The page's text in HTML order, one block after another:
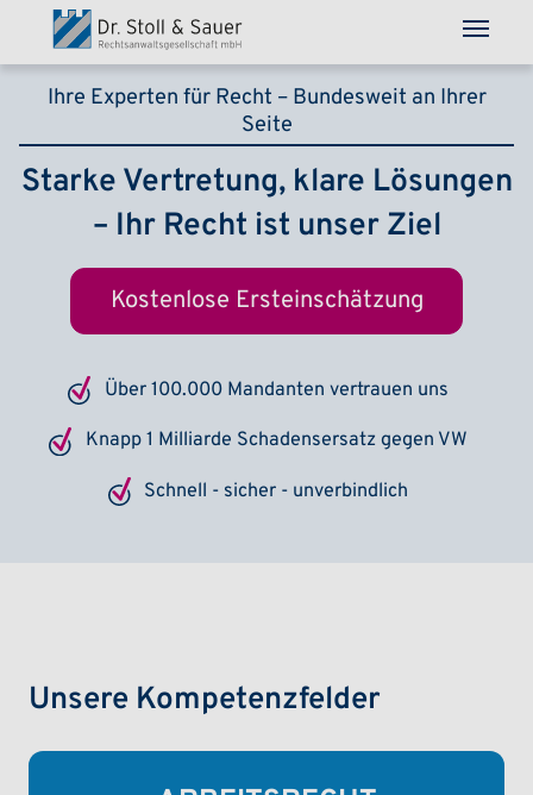
Direkt zum Inhalt
Ihre Experten für Recht – Bundesweit an Ihrer
Seite
Starke Vertretung, klare Lösungen
– Ihr Recht ist unser Ziel
Kostenlose Ersteinschätzung
Über 100.000 Mandanten vertrauen uns
Knapp 1 Milliarde Schadensersatz gegen VW
Schnell - sicher - unverbindlich
Unsere Kompetenzfelder